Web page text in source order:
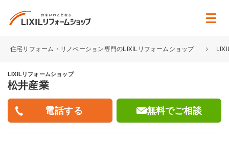
住宅リフォーム・リノベーション専門のLIXILリフォームショップ
LIXILリフォームショップ
松井産業
無料でご相談